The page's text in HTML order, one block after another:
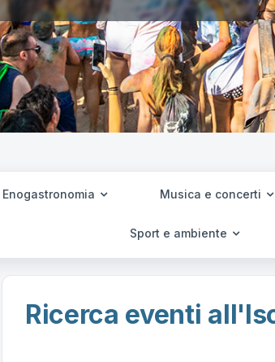
Enogastronomia Musica e concerti
Sport e ambiente
Ricerca eventi